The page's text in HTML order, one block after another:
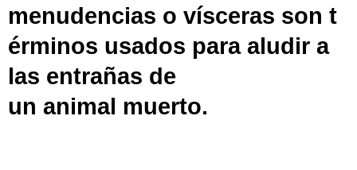
menudencias o vísceras son t
érminos usados para aludir a
las entrañas de
un animal muerto.